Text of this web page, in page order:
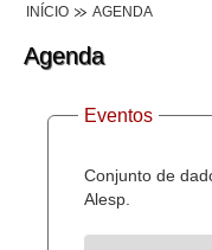
Lei de Acesso à
Dados
Planejamento
Catálogo de dados
INÍCIO AGENDA
Agenda
Eventos
Conjunto de
Alesp.